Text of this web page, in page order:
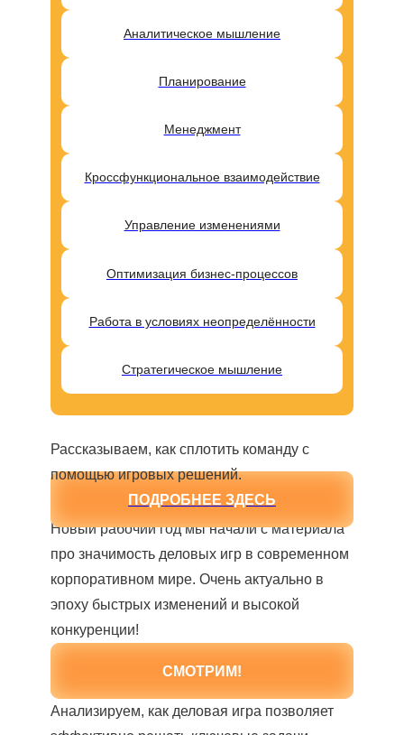
Аналитическое мышление
Планирование
Менеджмент
Кроссфункциональное взаимодействие
Управление изменениями
Оптимизация бизнес-процессов
Работа в условиях неопределённости
Стратегическое мышление
Рассказываем, как сплотить команду с
помощью игровых решений.
ПОДРОБНЕЕ ЗДЕСЬ
Новый рабочий год мы начали с материала
про значимость деловых игр в современном
корпоративном мире. Очень актуально в
эпоху быстрых изменений и высокой
конкуренции!
СМОТРИМ!
Анализируем, как деловая игра позволяет